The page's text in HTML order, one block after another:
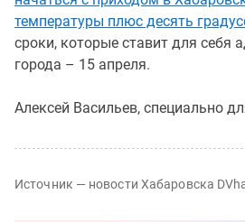
температуры плюс десять
сроки, которые ставит для себя
города – 15 апреля.
Алексей Васильев, специально
Источник — новости Хабаровска